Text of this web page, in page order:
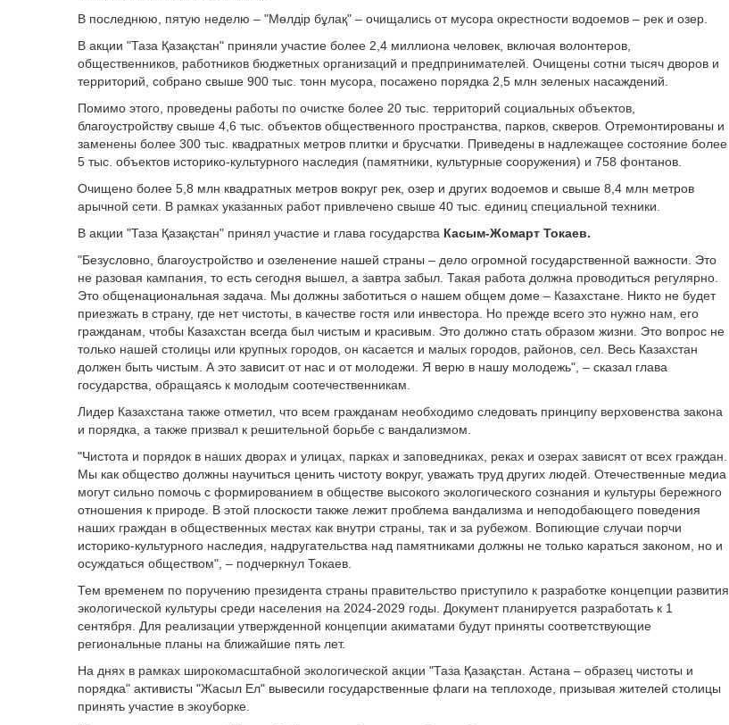
В последнюю, пятую неделю – "Мөлдір бұлақ" – очищались от мусора окрестности водоемов – рек и озер.
В акции "Таза Қазақстан" приняли участие более 2,4 миллиона человек, включая волонтеров,
общественников, работников бюджетных организаций и предпринимателей. Очищены сотни тысяч дворов и
территорий, собрано свыше 900 тыс. тонн мусора, посажено порядка 2,5 млн зеленых насаждений.
Помимо этого, проведены работы по очистке более 20 тыс. территорий социальных объектов,
благоустройству свыше 4,6 тыс. объектов общественного пространства, парков, скверов. Отремонтированы и
заменены более 300 тыс. квадратных метров плитки и брусчатки. Приведены в надлежащее состояние более
5 тыс. объектов историко-культурного наследия (памятники, культурные сооружения) и 758 фонтанов.
Очищено более 5,8 млн квадратных метров вокруг рек, озер и других водоемов и свыше 8,4 млн метров
арычной сети. В рамках указанных работ привлечено свыше 40 тыс. единиц специальной техники.
В акции "Таза Қазақстан" принял участие и глава государства Касым-Жомарт Токаев.
"Безусловно, благоустройство и озеленение нашей страны – дело огромной государственной важности. Это
не разовая кампания, то есть сегодня вышел, а завтра забыл. Такая работа должна проводиться регулярно.
Это общенациональная задача. Мы должны заботиться о нашем общем доме – Казахстане. Никто не будет
приезжать в страну, где нет чистоты, в качестве гостя или инвестора. Но прежде всего это нужно нам, его
гражданам, чтобы Казахстан всегда был чистым и красивым. Это должно стать образом жизни. Это вопрос не
только нашей столицы или крупных городов, он касается и малых городов, районов, сел. Весь Казахстан
должен быть чистым. А это зависит от нас и от молодежи. Я верю в нашу молодежь", – сказал глава
государства, обращаясь к молодым соотечественникам.
Лидер Казахстана также отметил, что всем гражданам необходимо следовать принципу верховенства закона
и порядка, а также призвал к решительной борьбе с вандализмом.
"Чистота и порядок в наших дворах и улицах, парках и заповедниках, реках и озерах зависят от всех граждан.
Мы как общество должны научиться ценить чистоту вокруг, уважать труд других людей. Отечественные медиа
могут сильно помочь с формированием в обществе высокого экологического сознания и культуры бережного
отношения к природе. В этой плоскости также лежит проблема вандализма и неподобающего поведения
наших граждан в общественных местах как внутри страны, так и за рубежом. Вопиющие случаи порчи
историко-культурного наследия, надругательства над памятниками должны не только караться законом, но и
осуждаться обществом", – подчеркнул Токаев.
Тем временем по поручению президента страны правительство приступило к разработке концепции развития
экологической культуры среди населения на 2024-2029 годы. Документ планируется разработать к 1
сентября. Для реализации утвержденной концепции акиматами будут приняты соответствующие
региональные планы на ближайшие пять лет.
На днях в рамках широкомасштабной экологической акции "Таза Қазақстан. Астана – образец чистоты и
порядка" активисты "Жасыл Ел" вывесили государственные флаги на теплоходе, призывая жителей столицы
принять участие в экоуборке.